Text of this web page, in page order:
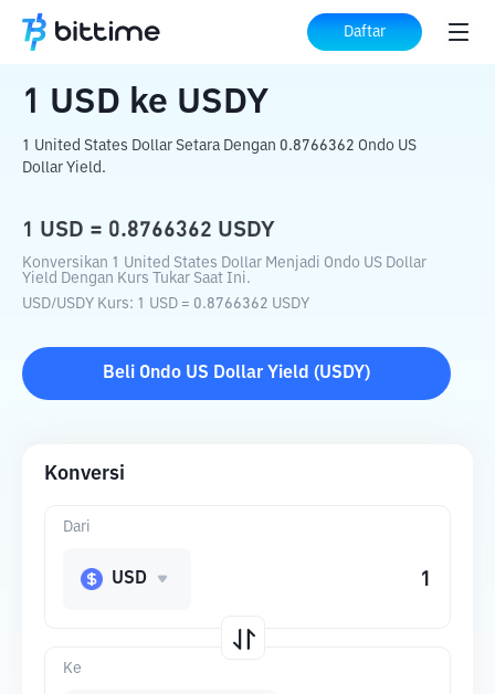
Daftar
Beranda Konverter Kripto ke USDY
1 USD ke USDY
1 United States Dollar Setara Dengan 0.8766362 Ondo US
Dollar Yield.
1 USD = 0.8766362 USDY
Konversikan 1 United States Dollar Menjadi Ondo US Dollar
Yield Dengan Kurs Tukar Saat Ini.
USD/USDY Kurs: 1 USD = 0.8766362 USDY
Beli Ondo US Dollar Yield (USDY)
Konversi
Ke
Dari
USD